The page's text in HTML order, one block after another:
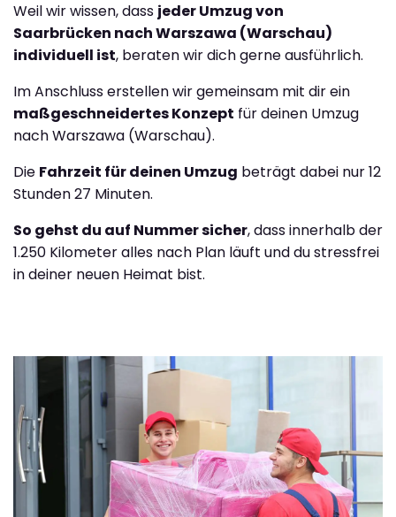
Weil wir wissen, dass jeder Umzug von
Saarbrücken nach Warszawa (Warschau)
individuell ist, beraten wir dich gerne ausführlich.
Im Anschluss erstellen wir gemeinsam mit dir ein
maßgeschneidertes Konzept für deinen Umzug
nach Warszawa (Warschau).
Die Fahrzeit für deinen Umzug beträgt dabei nur 12
Stunden 27 Minuten.
So gehst du auf Nummer sicher, dass innerhalb der
1.250 Kilometer alles nach Plan läuft und du stressfrei
in deiner neuen Heimat bist.